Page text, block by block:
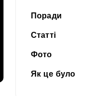
Поради
Статті
Фото
Як це було